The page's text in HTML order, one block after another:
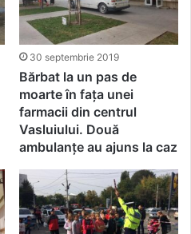
30 septembrie 2019
Bărbat la un pas de
moarte în fața unei
farmacii din centrul
Vasluiului. Două
ambulanțe au ajuns la caz